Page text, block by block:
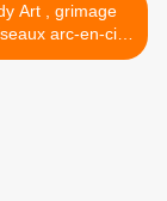
grimage
arc-en-ciel
la technique du